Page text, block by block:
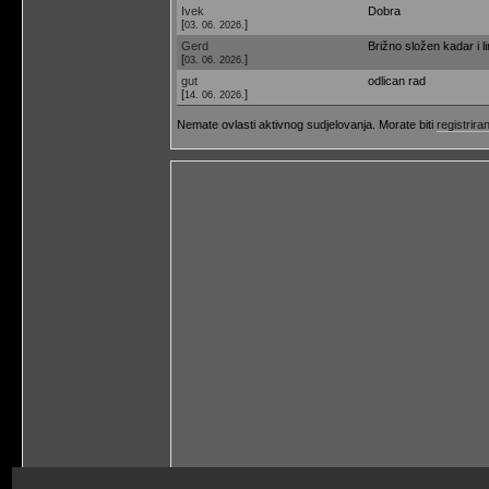
Ivek
[03. 06. 2026. ]
Dobra
Gerd
[03. 06. 2026. ]
Brižno složen kadar i
gut
[14. 06. 2026. ]
odlican rad
Nemate ovlasti aktivnog sudjelovanja. Morate biti